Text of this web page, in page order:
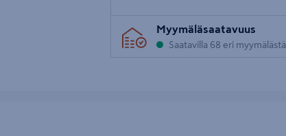
Myymäläsaatavuus
Saatavilla 68 eri myymälästä